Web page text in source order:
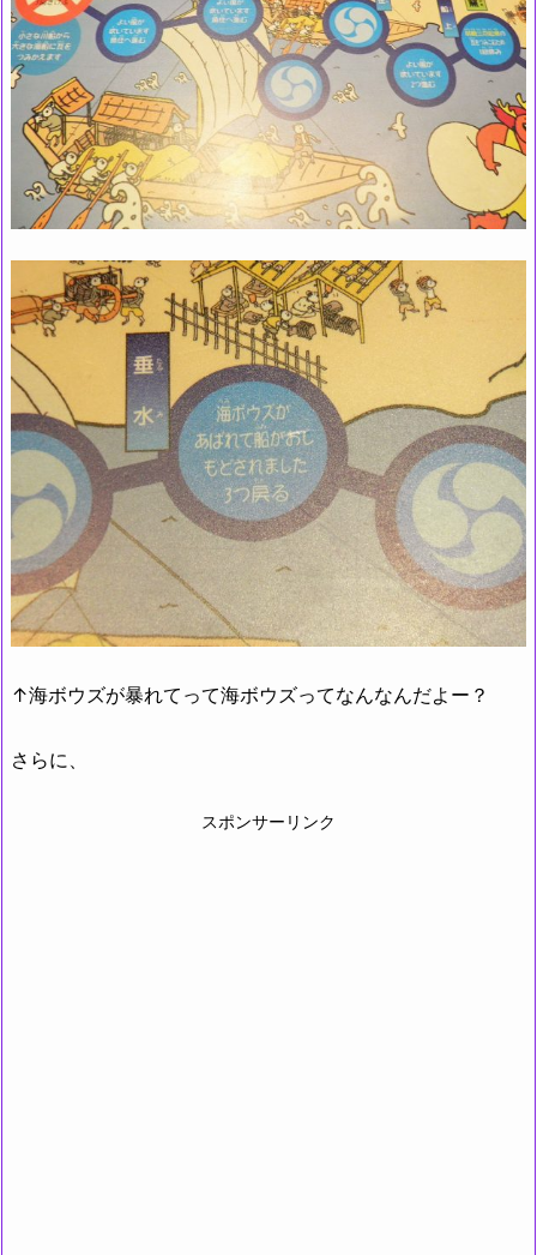
↑海ボウズが暴れてって海ボウズってなんなんだよー？
さらに、
スポンサーリンク